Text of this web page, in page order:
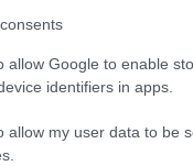
allow Google to enable
identifiers in apps.
allow my user data to be